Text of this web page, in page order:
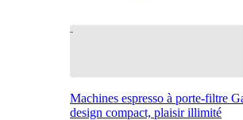
Machines espresso à porte-filtre
design compact, plaisir illimité